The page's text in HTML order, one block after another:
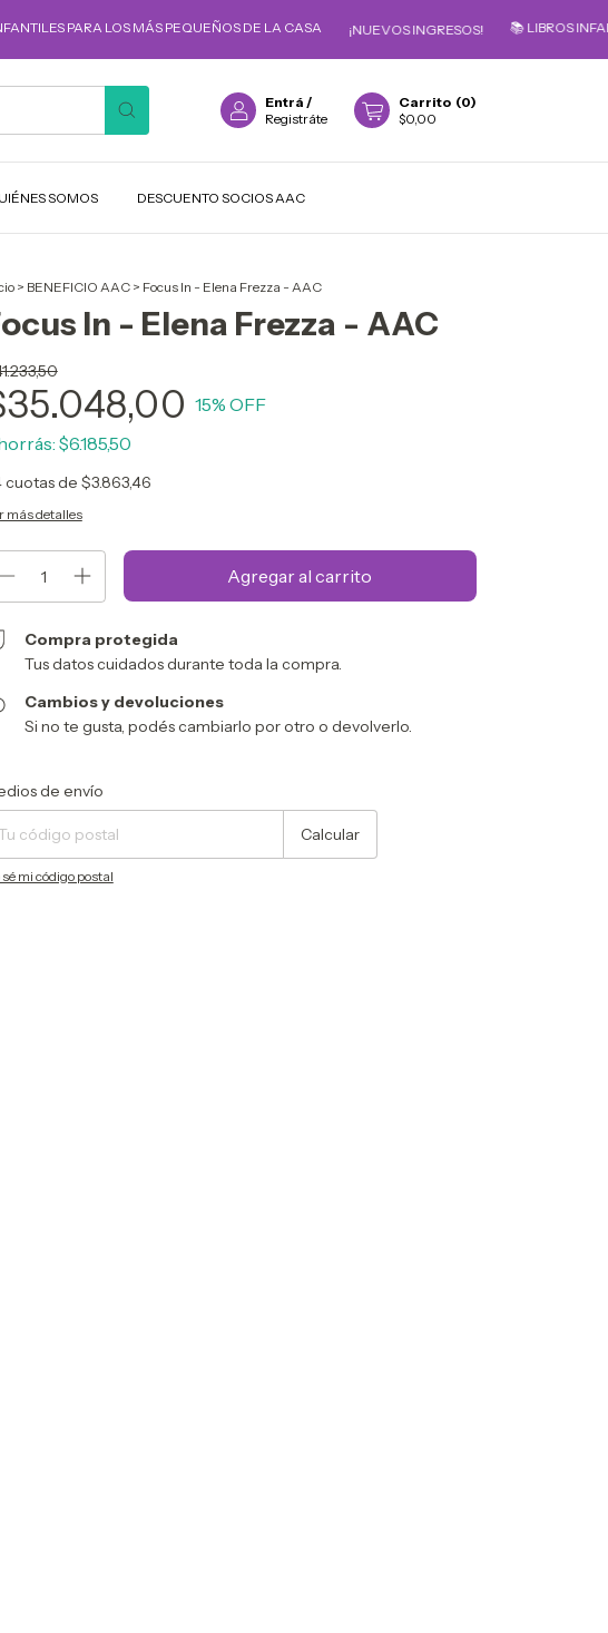
LOS MÁS PEQUEÑOS DE LA CASA ¡NUEVOS INGRESOS! 📚 LIBROS INFANTILES
Entrá /
Registráte
Carrito (0)
$0,00
SOMOS DESCUENTO SOCIOS AAC
> BENEFICIO AAC > Focus In - Elena Frezza - AAC
In - Elena Frezza - AAC
15% OFF
$6.185,50
cuotas de $3.863,46
más detalles
Compra protegida
Tus datos cuidados durante toda la compra.
Cambios y devoluciones
Si no te gusta, podés cambiarlo por otro o devolverlo.
para el CP:
de envío
Calcular
sé mi código postal